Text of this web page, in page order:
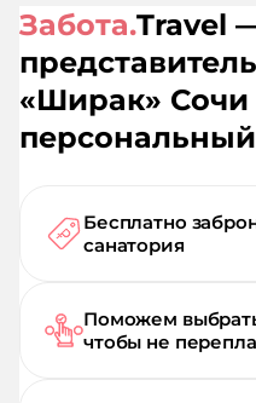
Забота.Travel
«Ширак» Сочи
Бесплатно
санатория
Поможем
чтобы не